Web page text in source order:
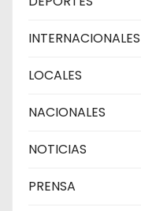
INTERNACIONALES
LOCALES
NACIONALES
NOTICIAS
PRENSA